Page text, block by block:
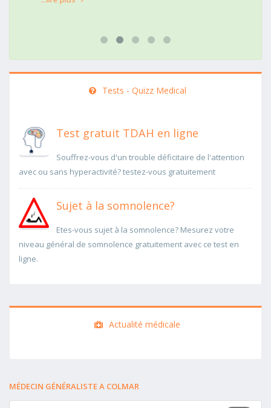
Tests - Quizz Medical
Test gratuit TDAH en ligne
Souffrez-vous d'un trouble déficitaire de l'attention
avec ou sans hyperactivité? testez-vous gratuitement
Sujet à la somnolence?
Etes-vous sujet à la somnolence? Mesurez votre
niveau général de somnolence gratuitement avec ce test en
ligne.
Actualité médicale
MÉDECIN GÉNÉRALISTE A COLMAR